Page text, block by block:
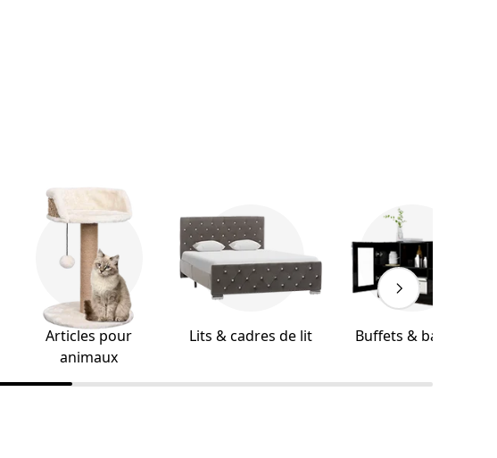
Articles pour
animaux
Lits & cadres de lit Buffets & bahuts